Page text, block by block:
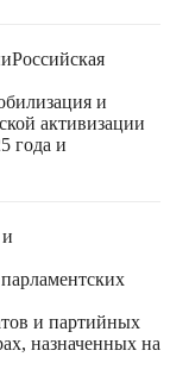
Российская
и
активизации
года и
и партийных
назначенных на